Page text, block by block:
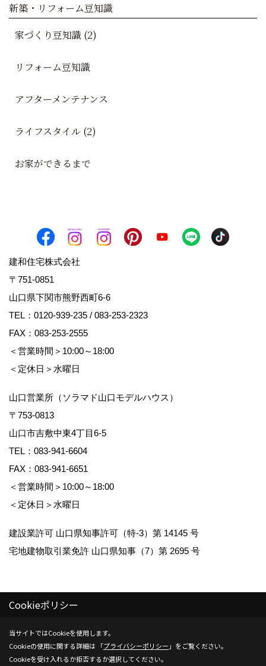
新築・リフォーム豆知識
家づくり豆知識 (2)
リフォーム豆知識
アフターメンテナンス
ライフスタイル (2)
お家ができるまで
建和住宅株式会社
〒751-0851
山口県下関市熊野西町6-6
TEL： 0120-939-235 / 083-253-2323
FAX：083-253-2555
＜営業時間＞10:00～18:00
＜定休日＞水曜日
山口営業所（ソラマド山口モデルハウス）
〒753-0813
山口市吉敷中東4丁目6-5
TEL： 083-941-6604
FAX：083-941-6651
＜営業時間＞10:00～18:00
＜定休日＞水曜日
建設業許可 山口県知事許可（特-3）第 14145 号
宅地建物取引業免許 山口県知事（7）第 2695 号
Copyright (c) Kenwa Jutaku. All Rights Reserved.
Produced byゴデスクリエイト
Cookieポリシー
当サイトではCookieを使用します。
Cookieの使用に関する詳細は 「プライバシーポリシー 」をご覧ください。
Cookieを受け入れるか拒否するか選択してください。